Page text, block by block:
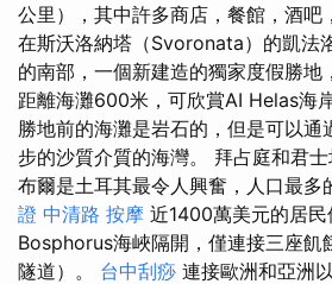
公里），其中許多商店，餐館，酒吧
在斯沃洛納塔（Svoronata）的凱法
的南部，一個新建造的獨家度假勝地
距離海灘600米，可欣賞AI Helas海
勝地前的海灘是岩石的，但是可以通
步的沙質介質的海灣。 拜占庭和君
布爾是土耳其最令人興奮，人口最多
證 中清路 按摩 近1400萬美元的居
Bosphorus海峽隔開，僅連接三座飢
隧道）。 台中刮痧 連接歐洲和亞洲